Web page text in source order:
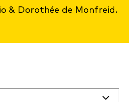
& Dorothée de Monfreid.